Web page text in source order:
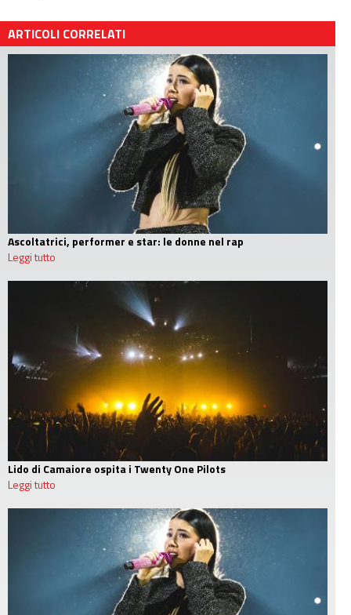
ARTICOLI CORRELATI
Ascoltatrici, performer e star: le donne nel rap
Leggi tutto
Lido di Camaiore ospita i Twenty One Pilots
Leggi tutto